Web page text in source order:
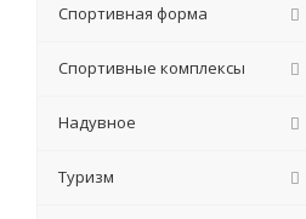
Спортивная форма
Спортивные комплексы
Надувное
Туризм